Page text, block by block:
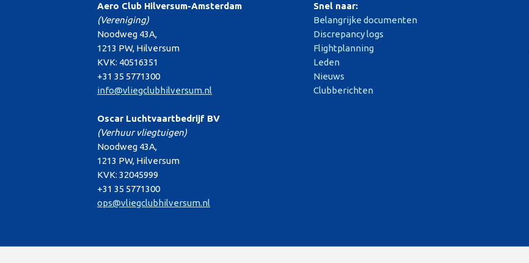
Aero Club Hilversum-Amsterdam
(Vereniging)
Noodweg 43A,
1213 PW, Hilversum
KVK: 40516351
+31 35 5771300
info@vliegclubhilversum.nl
Oscar Luchtvaartbedrijf BV
(Verhuur vliegtuigen)
Noodweg 43A,
1213 PW, Hilversum
KVK: 32045999
+31 35 5771300
ops@vliegclubhilversum.nl
Snel naar:
Belangrijke documenten
Discrepancy logs
Flightplanning
Leden
Nieuws
Clubberichten